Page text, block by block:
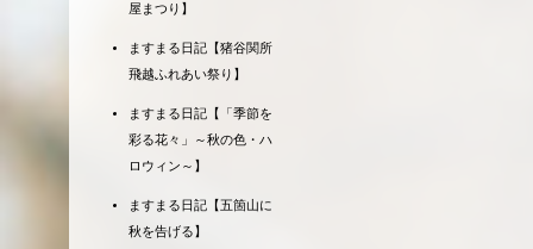
屋まつり】
ますまる日記【猪谷関所
飛越ふれあい祭り】
ますまる日記【「季節を
彩る花々」～秋の色・ハ
ロウィン～】
ますまる日記【五箇山に
秋を告げる】